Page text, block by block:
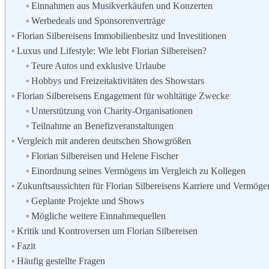
Einnahmen aus Musikverkäufen und Konzerten
Werbedeals und Sponsorenverträge
Florian Silbereisens Immobilienbesitz und Investitionen
Luxus und Lifestyle: Wie lebt Florian Silbereisen?
Teure Autos und exklusive Urlaube
Hobbys und Freizeitaktivitäten des Showstars
Florian Silbereisens Engagement für wohltätige Zwecke
Unterstützung von Charity-Organisationen
Teilnahme an Benefizveranstaltungen
Vergleich mit anderen deutschen Showgrößen
Florian Silbereisen und Helene Fischer
Einordnung seines Vermögens im Vergleich zu Kollegen
Zukunftsaussichten für Florian Silbereisens Karriere und
Geplante Projekte und Shows
Mögliche weitere Einnahmequellen
Kritik und Kontroversen um Florian Silbereisen
Fazit
Häufig gestellte Fragen